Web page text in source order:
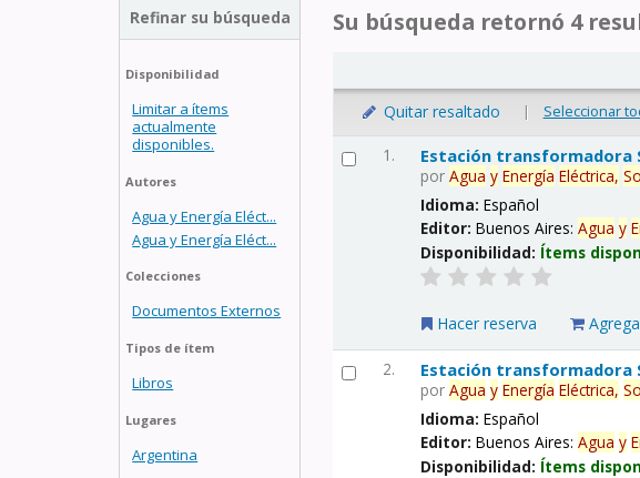
Refinar su búsqueda
Disponibilidad
Limitar a ítems
actualmente
disponibles.
Autores
Agua y Energía Eléct...
Agua y Energía Eléct...
Colecciones
Documentos Externos
Tipos de ítem
Libros
Lugares
Argentina
Su búsqueda retornó 4
Quitar resaltado | Seleccionar
1. Estación transformadora
porAgua y Energía Eléctrica,
Idioma:Español
Editor:Buenos Aires:Agua y
Disponibilidad: Ítems
Hacer reserva
2. Estación transformadora
porAgua y Energía Eléctrica,
Idioma:Español
Editor:Buenos Aires:Agua y
Disponibilidad: Ítems